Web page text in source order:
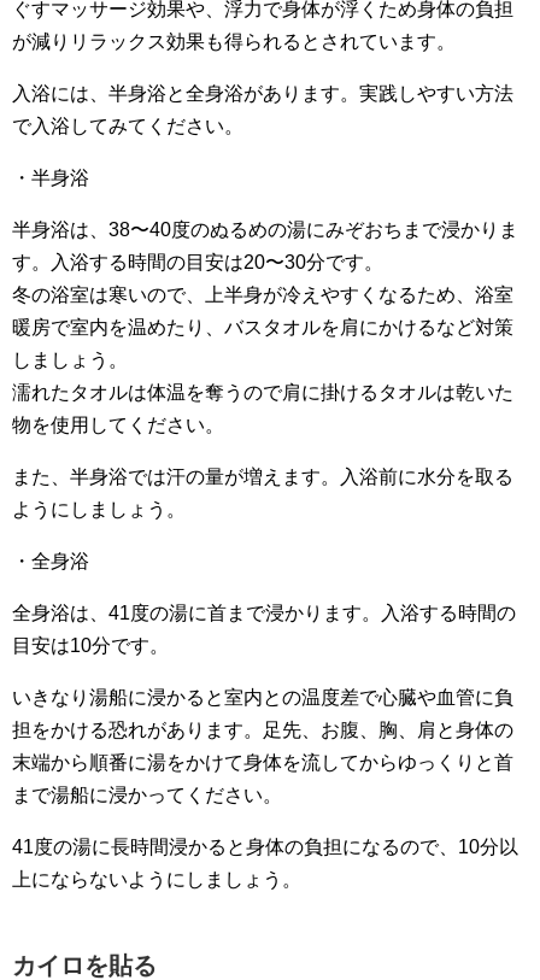
ぐすマッサージ効果や、浮力で身体が浮くため身体の負担
が減りリラックス効果も得られるとされています。
入浴には、半身浴と全身浴があります。実践しやすい方法
で入浴してみてください。
・半身浴
半身浴は、38〜40度のぬるめの湯にみぞおちまで浸かりま
す。入浴する時間の目安は20〜30分です。
冬の浴室は寒いので、上半身が冷えやすくなるため、浴室
暖房で室内を温めたり、バスタオルを肩にかけるなど対策
しましょう。
濡れたタオルは体温を奪うので肩に掛けるタオルは乾いた
物を使用してください。
また、半身浴では汗の量が増えます。入浴前に水分を取る
ようにしましょう。
・全身浴
全身浴は、41度の湯に首まで浸かります。入浴する時間の
目安は10分です。
いきなり湯船に浸かると室内との温度差で心臓や血管に負
担をかける恐れがあります。足先、お腹、胸、肩と身体の
末端から順番に湯をかけて身体を流してからゆっくりと首
まで湯船に浸かってください。
41度の湯に長時間浸かると身体の負担になるので、10分以
上にならないようにしましょう。
カイロを貼る